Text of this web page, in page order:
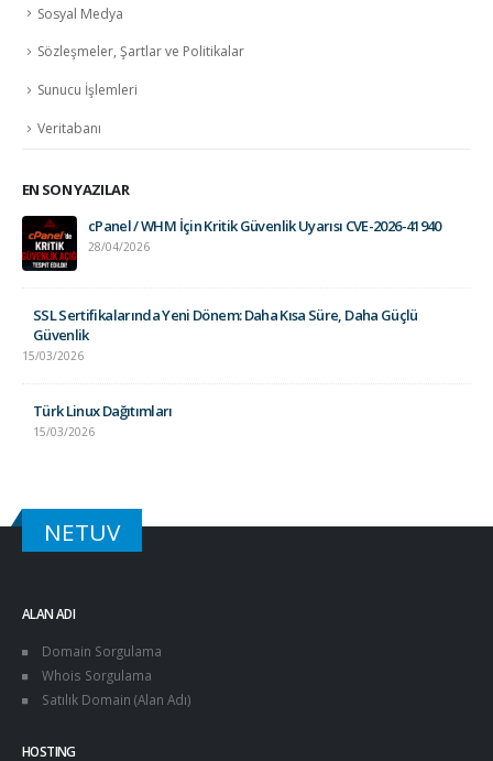
Sosyal Medya
Sözleşmeler, Şartlar ve Politikalar
Sunucu İşlemleri
Veritabanı
EN SON YAZILAR
cPanel / WHM İçin Kritik Güvenlik Uyarısı CVE-2026-41940
28/04/2026
SSL Sertifikalarında Yeni Dönem: Daha Kısa Süre, Daha Güçlü
Güvenlik
15/03/2026
Türk Linux Dağıtımları
15/03/2026
NETUV
ALAN ADI
Domain Sorgulama
Whois Sorgulama
Satılık Domain (Alan Adı)
HOSTING